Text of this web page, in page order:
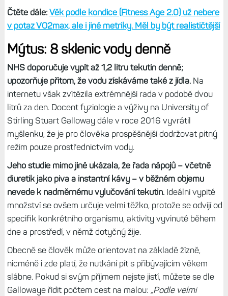
Čtěte dále: Věk podle kondice (Fitness Age 2.0) už nebere
v potaz VO2max, ale i jiné metriky. Měl by být realističtější
Mýtus: 8 sklenic vody denně
NHS doporučuje vypít až 1,2 litru tekutin denně;
upozorňuje přitom, že vodu získáváme také z jídla. Na
internetu však zvítězila extrémnější rada v podobě dvou
litrů za den. Docent fyziologie a výživy na University of
Stirling Stuart Galloway dále v roce 2016 vyvrátil
myšlenku, že je pro člověka prospěšnější dodržovat pitný
režim pouze prostřednictvím vody.
Jeho studie mimo jiné ukázala, že řada nápojů – včetně
diuretik jako piva a instantní kávy – v běžném objemu
nevede k nadměrnému vylučování tekutin.Ideální vypité
množství se ovšem určuje velmi těžko, protože se odvíjí od
specifik konkrétního organismu, aktivity vyvinuté během
dne a prostředí, v němž dotyčný žije.
Obecně se člověk může orientovat na základě žízně,
nicméně i zde platí, že nutkání pít s přibývajícím věkem
slábne. Pokud si svým příjmem nejste jistí, můžete se dle
Gallowaye řídit počtem cest na malou: „Podle velmi